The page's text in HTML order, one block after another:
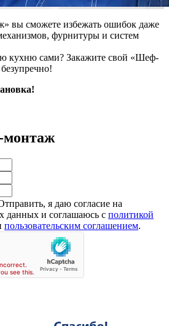
вы сможете избежать ошибок даже
фурнитуры и систем
кухню сами? Закажите свой «Шеф-
монтаж
я даю согласие на
данных и соглашаюсь с политикой
пользовательским соглашением.